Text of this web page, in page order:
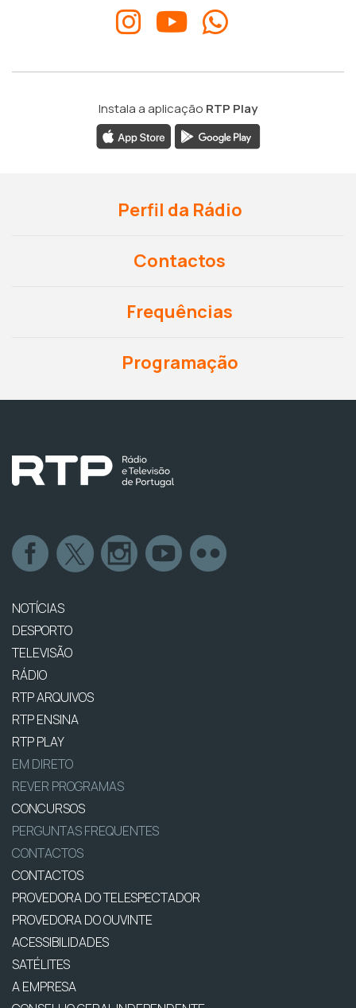
Instala a aplicação RTP Play
Perfil da Rádio
Contactos
Frequências
Programação
NOTÍCIAS
DESPORTO
TELEVISÃO
RÁDIO
RTP ARQUIVOS
RTP ENSINA
RTP PLAY
EM DIRETO
REVER PROGRAMAS
CONCURSOS
PERGUNTAS FREQUENTES
CONTACTOS
CONTACTOS
PROVEDORA DO TELESPECTADOR
PROVEDORA DO OUVINTE
ACESSIBILIDADES
SATÉLITES
A EMPRESA